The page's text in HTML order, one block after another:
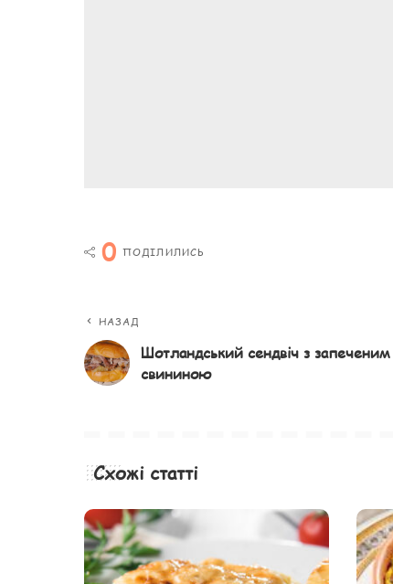
0 ПОДІЛИЛИСЬ
НАЗАД
Шотландський сендвіч з запеченим
свининою
Схожі статті